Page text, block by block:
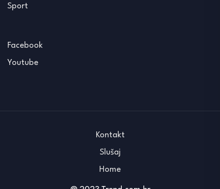
Sport
Facebook
Youtube
Kontakt
Slušaj
Home